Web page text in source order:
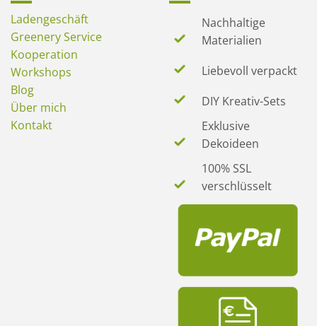
Ladengeschäft
Greenery Service
Kooperation
Workshops
Blog
Über mich
Kontakt
Nachhaltige
Materialien
Liebevoll verpackt
DIY Kreativ-Sets
Exklusive
Dekoideen
100% SSL
verschlüsselt